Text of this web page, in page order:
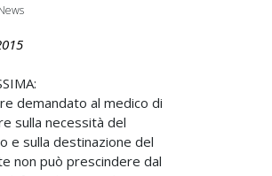
demandato al medico di
sulla necessità del
e sulla destinazione del
non può prescindere dal